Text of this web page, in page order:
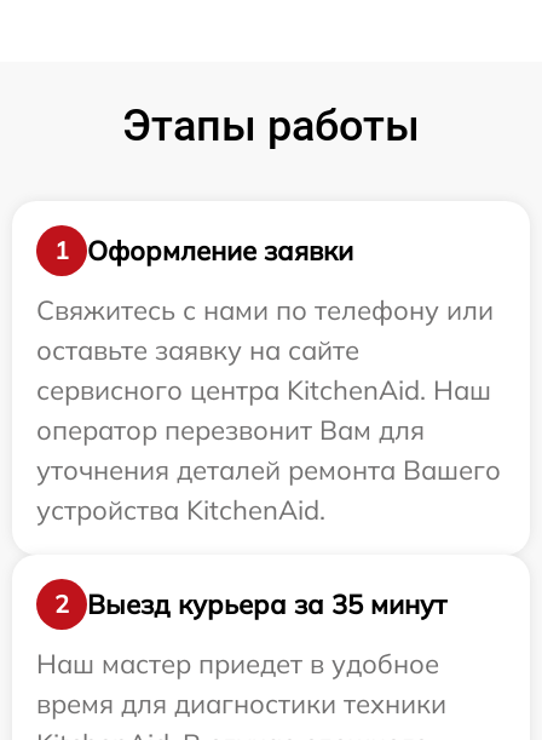
Этапы работы
1
Оформление заявки
Свяжитесь с нами по телефону или
оставьте заявку на сайте
сервисного центра KitchenAid. Наш
оператор перезвонит Вам для
уточнения деталей ремонта Вашего
устройства KitchenAid.
2
Выезд курьера за 35 минут
Наш мастер приедет в удобное
время для диагностики техники